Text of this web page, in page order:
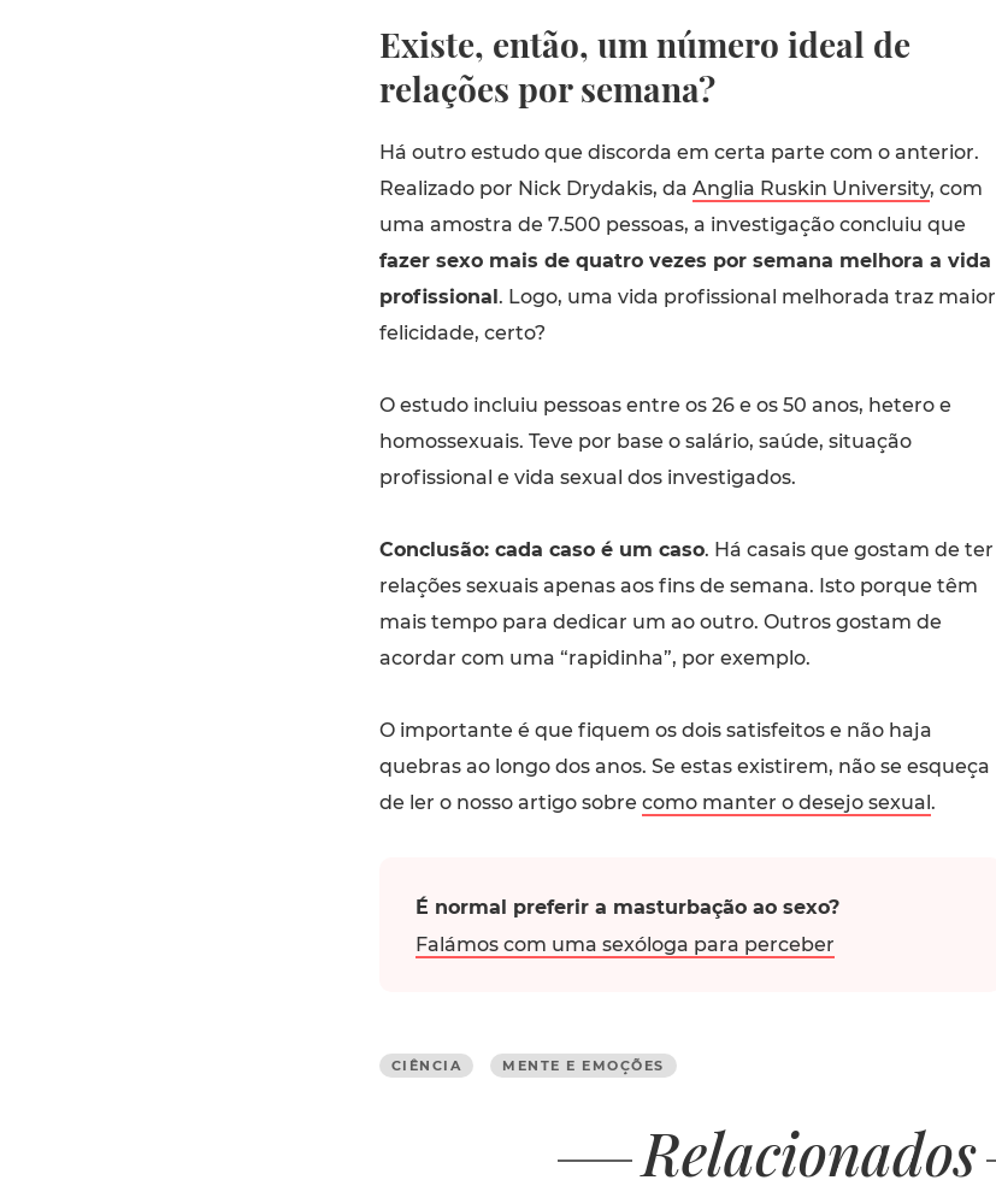
Existe, então, um número ideal de
relações por semana?
Há outro estudo que discorda em certa parte com o anterior.
Realizado por Nick Drydakis, da Anglia Ruskin University, com
uma amostra de 7.500 pessoas, a investigação concluiu que
fazer sexo mais de quatro vezes por semana melhora a vida
profissional. Logo, uma vida profissional melhorada traz maior
felicidade, certo?
O estudo incluiu pessoas entre os 26 e os 50 anos, hetero e
homossexuais. Teve por base o salário, saúde, situação
profissional e vida sexual dos investigados.
Conclusão: cada caso é um caso. Há casais que gostam de ter
relações sexuais apenas aos fins de semana. Isto porque têm
mais tempo para dedicar um ao outro. Outros gostam de
acordar com uma “rapidinha”, por exemplo.
O importante é que fiquem os dois satisfeitos e não haja
quebras ao longo dos anos. Se estas existirem, não se esqueça
de ler o nosso artigo sobre como manter o desejo sexual.
É normal preferir a masturbação ao sexo?
Falámos com uma sexóloga para perceber
CIÊNCIA MENTE E EMOÇÕES
Relacionados